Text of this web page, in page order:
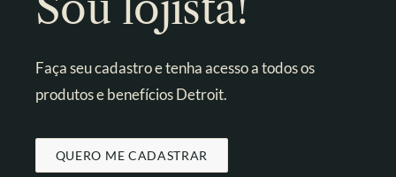
CONTATO
Faça seu cadastro e tenha acesso a todos os
produtos e benefícios Detroit.
QUERO ME CADASTRAR